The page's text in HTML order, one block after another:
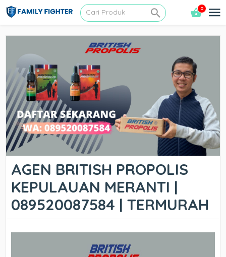
0
AGEN BRITISH PROPOLIS
KEPULAUAN MERANTI |
089520087584 | TERMURAH